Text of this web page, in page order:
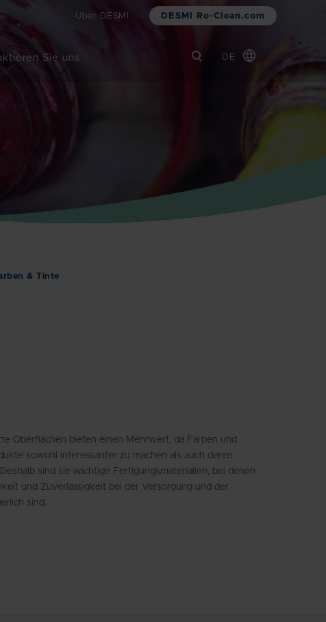
Über DESMI DESMI Ro-Clean.com
Sie uns DE
Italian
& Tinte
Oberflächen bieten einen Mehrwert, da Farben und
sowohl interessanter zu machen als auch deren
sind sie wichtige Fertigungsmaterialien, bei denen
und Zuverlässigkeit bei der Versorgung und der
sind.